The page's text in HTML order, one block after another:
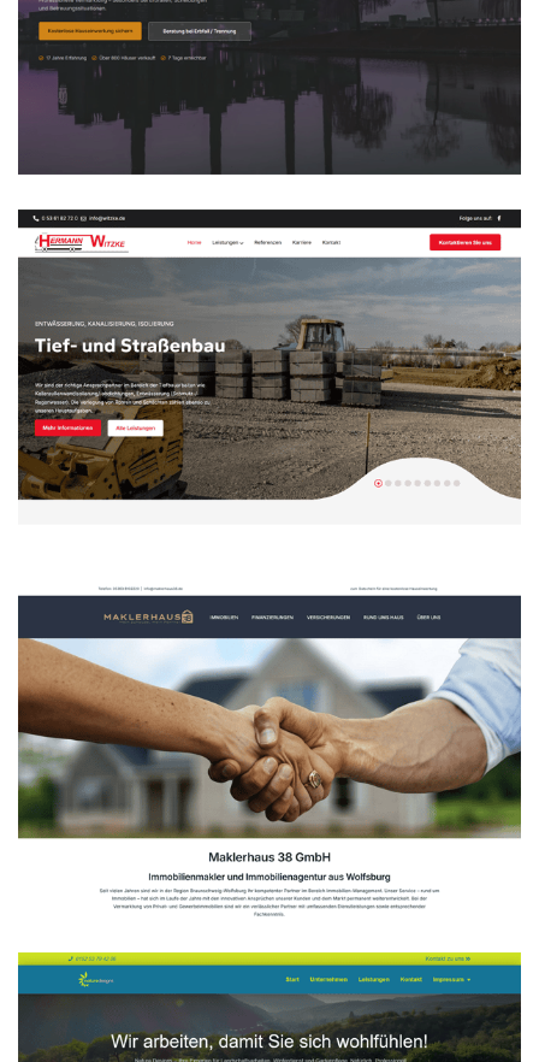
Maklerhaus 38 ReDesign
WEBDESIGN
Hermann Witzke ReDesign
WEBDESIGN
Maklerhaus 38 GmbH